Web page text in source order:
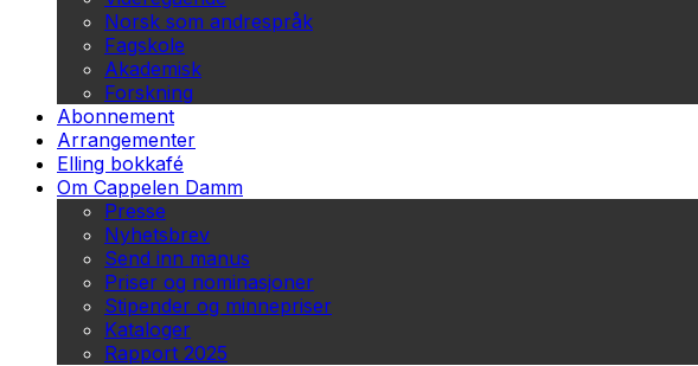
Norsk som andrespråk
Fagskole
Akademisk
Forskning
Abonnement
Arrangementer
Elling bokkafé
Om Cappelen Damm
Presse
Nyhetsbrev
Send inn manus
Priser og nominasjoner
Stipender og minnepriser
Kataloger
Rapport 2025